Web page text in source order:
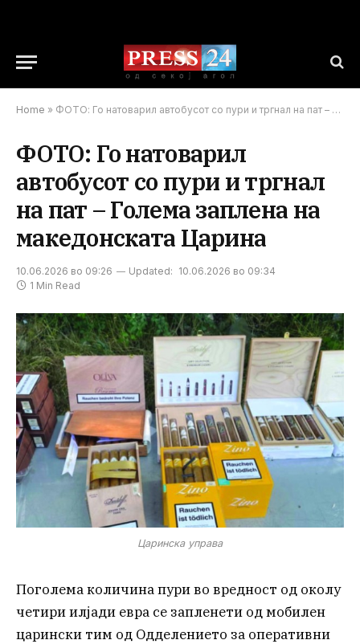
Home » ФОТО: Го натоварил автобусот со пури и тргнал на пат – Голема заплена на македонската Царина
ФОТО: Го натоварил
автобусот со пури и тргнал
на пат – Голема заплена на
македонската Царина
10.06.2026 во 09:26 Updated: 10.06.2026 во 09:34
1 Min Read
Царинска управа
Поголема количина пури во вредност од околу
четири илјади евра се запленети од мобилен
царински тим од Одделението за оперативни